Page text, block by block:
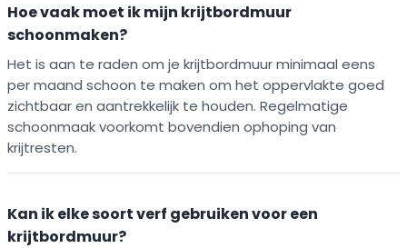
Hoe vaak moet ik mijn krijtbordmuur
schoonmaken?
Het is aan te raden om je krijtbordmuur minimaal eens
per maand schoon te maken om het oppervlakte goed
zichtbaar en aantrekkelijk te houden. Regelmatige
schoonmaak voorkomt bovendien ophoping van
krijtresten.
Kan ik elke soort verf gebruiken voor een
krijtbordmuur?